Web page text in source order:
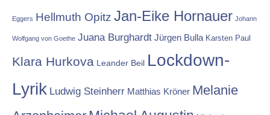
Eggers Hellmuth Opitz Jan-Eike Hornauer Johann
Wolfgang von Goethe Juana Burghardt Jürgen Bulla Karsten Paul
Klara Hurkova Leander Beil Lockdown-
Lyrik Ludwig Steinherr Matthias Kröner Melanie